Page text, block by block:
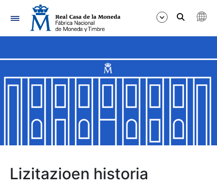
Nabigazioa
Erakutsi/Ezkutatu
Erakutsi/Ezkutatu
Erakutsi/Ezkutatu
Lizitazioen historia